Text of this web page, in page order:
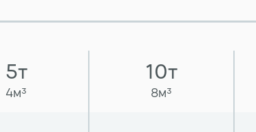
5т
4м³
10т
8м³